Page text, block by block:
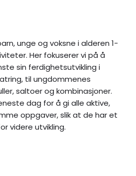
unge og voksne i alderen 1-
Her fokuserer vi på å
sin ferdighetsutvikling i
til ungdommenes
saltoer og kombinasjoner.
dag for å gi alle aktive,
oppgaver, slik at de har et
videre utvikling.